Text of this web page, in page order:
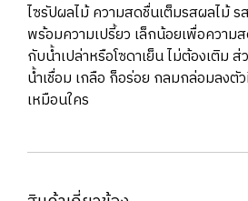
ไซรัปผลไม้ ความสดชื่นเต็มรสผลไม้
พร้อมความเปรี้ยว เล็กน้อยเพื่อความ
กับน้ำเปล่าหรือโซดาเย็น ไม่ต้องเติม
น้ำเชื่อม เกลือ ก็อร่อย กลมกล่อมลงตั
เหมือนใคร